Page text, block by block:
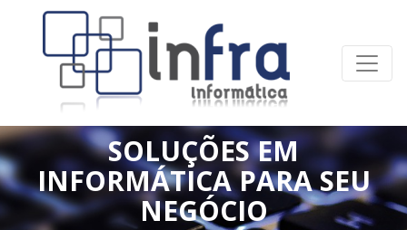
SOLUÇÕES EM
INFORMÁTICA PARA SEU
NEGÓCIO